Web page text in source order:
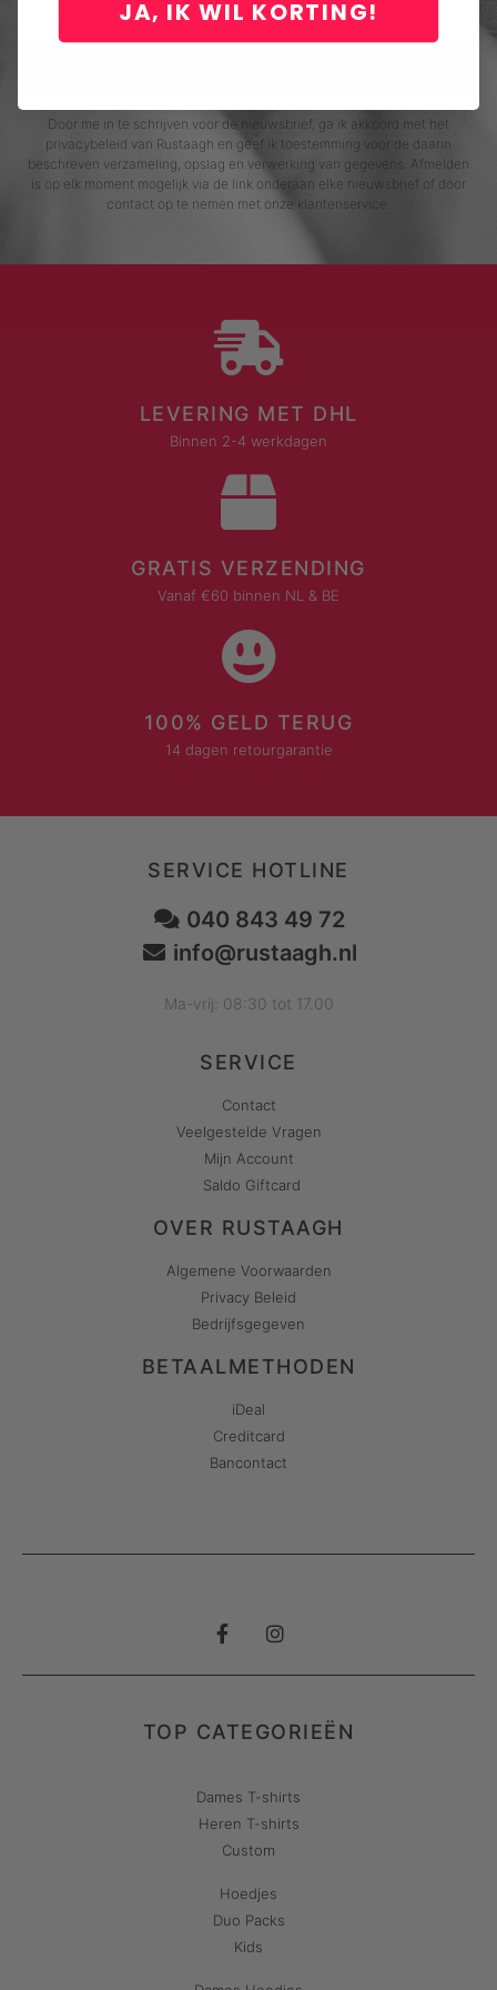
Door me in te schrijven voor de nieuwsbrief, ga ik akkoord met het
privacybeleid van Rustaagh en geef ik toestemming voor de daarin
beschreven verzameling, opslag en verwerking van gegevens. Afmelden
is op elk moment mogelijk via de link onderaan elke nieuwsbrief of door
contact op te nemen met onze klantenservice.
LEVERING MET DHL
Binnen 2-4 werkdagen
GRATIS VERZENDING
Vanaf €60 binnen NL & BE
100% GELD TERUG
14 dagen retourgarantie
SERVICE HOTLINE
040 843 49 72
info@rustaagh.nl
Ma-vrij: 08:30 tot 17.00
SERVICE
Contact
Veelgestelde Vragen
Mijn Account
Saldo Giftcard
OVER RUSTAAGH
Algemene Voorwaarden
Privacy Beleid
Bedrijfsgegeven
BETAALMETHODEN
iDeal
Creditcard
Bancontact
TOP CATEGORIEËN
Dames T-shirts
Heren T-shirts
Custom
Hoedjes
Duo Packs
Kids
JA, IK WIL KORTING!